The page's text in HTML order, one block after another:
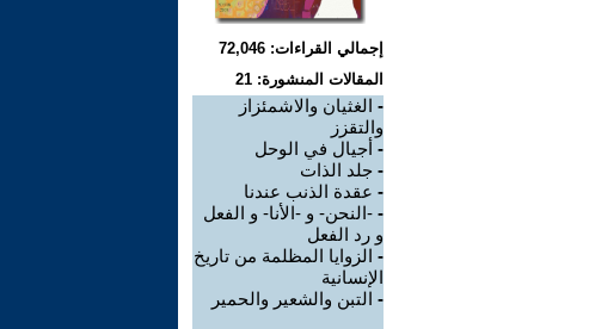
إجمالي القراءات: 72,046
المقالات المنشورة: 21
- الغثيان والاشمئزاز
والتقزز
- أجيال في الوحل
- جلد الذات
- عقدة الذنب عندنا
- -النحن- و -الأنا- و الفعل
و رد الفعل
- الزوايا المظلمة من تاريخ
الإنسانية
- التبن والشعير والحمير